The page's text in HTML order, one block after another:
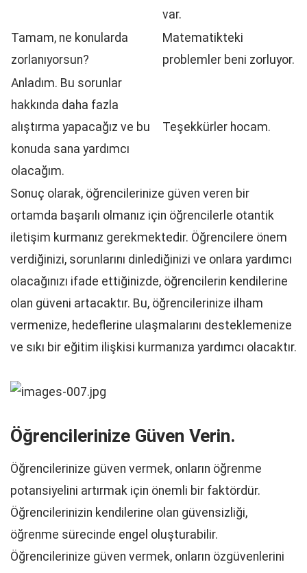
var.
Tamam, ne konularda
zorlanıyorsun?
Matematikteki
problemler beni zorluyor.
Anladım. Bu sorunlar
hakkında daha fazla
alıştırma yapacağız ve bu
konuda sana yardımcı
olacağım.
Teşekkürler hocam.
Sonuç olarak, öğrencilerinize güven veren bir
ortamda başarılı olmanız için öğrencilerle otantik
iletişim kurmanız gerekmektedir. Öğrencilere önem
verdiğinizi, sorunlarını dinlediğinizi ve onlara yardımcı
olacağınızı ifade ettiğinizde, öğrencilerin kendilerine
olan güveni artacaktır. Bu, öğrencilerinize ilham
vermenize, hedeflerine ulaşmalarını desteklemenize
ve sıkı bir eğitim ilişkisi kurmanıza yardımcı olacaktır.
Öğrencilerinize Güven Verin.
Öğrencilerinize güven vermek, onların öğrenme
potansiyelini artırmak için önemli bir faktördür.
Öğrencilerinizin kendilerine olan güvensizliği,
öğrenme sürecinde engel oluşturabilir.
Öğrencilerinize güven vermek, onların özgüvenlerini